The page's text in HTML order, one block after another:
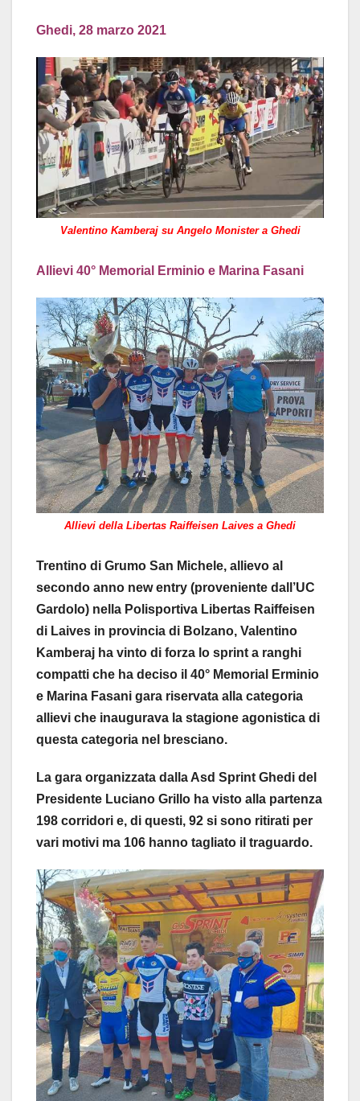
Ghedi, 28 marzo 2021
Valentino Kamberaj su Angelo Monister a Ghedi
Allievi 40° Memorial Erminio e Marina Fasani
Allievi della Libertas Raiffeisen Laives a Ghedi
Trentino di Grumo San Michele, allievo al
secondo anno new entry (proveniente dall’UC
Gardolo) nella Polisportiva Libertas Raiffeisen
di Laives in provincia di Bolzano, Valentino
Kamberaj ha vinto di forza lo sprint a ranghi
compatti che ha deciso il 40° Memorial Erminio
e Marina Fasani gara riservata alla categoria
allievi che inaugurava la stagione agonistica di
questa categoria nel bresciano.
La gara organizzata dalla Asd Sprint Ghedi del
Presidente Luciano Grillo ha visto alla partenza
198 corridori e, di questi, 92 si sono ritirati per
vari motivi ma 106 hanno tagliato il traguardo.